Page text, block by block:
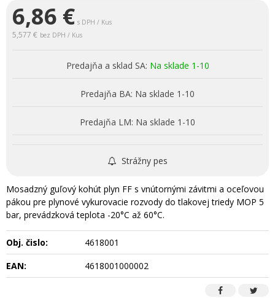
6,86 € s DPH / Kus
5,577 € bez DPH / Kus
Predajňa a sklad SA: Na sklade 1-10
Predajňa BA: Na sklade 1-10
Predajňa LM: Na sklade 1-10
Strážny pes
Mosadzný guľový kohút plyn FF s vnútornými závitmi a oceľovou
pákou pre plynové vykurovacie rozvody do tlakovej triedy MOP 5
bar, prevádzková teplota -20°C až 60°C.
Obj. čislo:
4618001
EAN:
4618001000002